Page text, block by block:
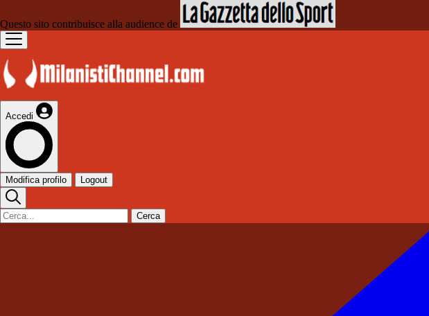
Questo sito contribuisce alla audience de
Accedi
Modifica profilo Logout
Cerca